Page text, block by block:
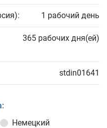
1 рабочий день
365 рабочих дня(ей)
stdin01641
Немецкий